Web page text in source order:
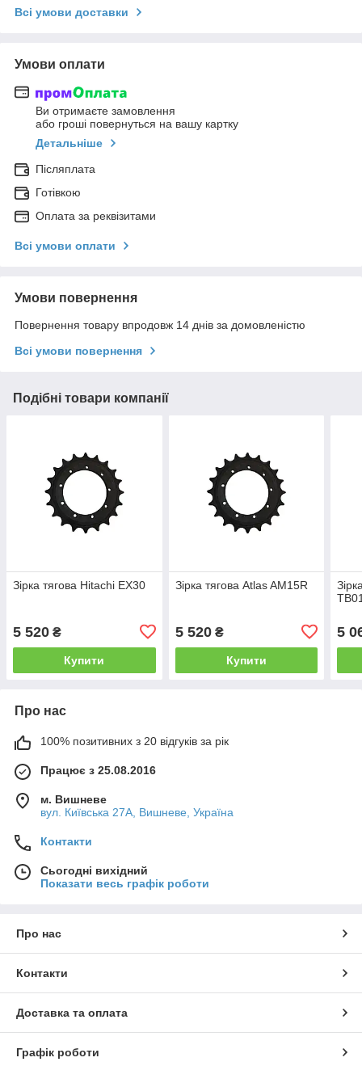
Всі умови доставки
Умови оплати
Ви отримаєте замовлення
або гроші повернуться на вашу картку
Детальніше
Післяплата
Готівкою
Оплата за реквізитами
Всі умови оплати
Умови повернення
Повернення товару впродовж 14 днів за домовленістю
Всі умови повернення
Подібні товари компанії
Зірка тягова Hitachi EX30
5 520 ₴
Купити
Зірка тягова Atlas AM15R
5 520₴
Купити
5
Про нас
100% позитивних з 20 відгуків за рік
Працює з 25.08.2016
м. Вишневе
вул. Київська 27А, Вишневе, Україна
Контакти
Сьогодні вихідний
Показати весь графік роботи
Про нас
Контакти
Доставка та оплата
Графік роботи